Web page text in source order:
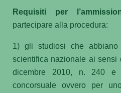
Requisiti per
partecipare alla procedura:
1) gli studiosi che abbiano
scientifica nazionale ai sensi
dicembre 2010, n. 240 e
concorsuale ovvero per